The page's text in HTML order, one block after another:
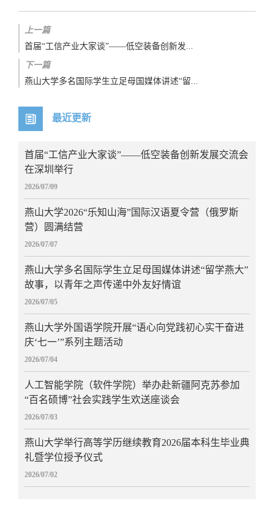
上一篇
首届“工信产业大家谈”——低空装备创新发...
下一篇
燕山大学多名国际学生立足母国媒体讲述“留...
最近更新
首届“工信产业大家谈”——低空装备创新发展交流会
在深圳举行
2026/07/09
燕山大学2026“乐知山海”国际汉语夏令营（俄罗斯
营）圆满结营
2026/07/07
燕山大学多名国际学生立足母国媒体讲述“留学燕大”
故事，以青年之声传递中外友好情谊
2026/07/05
燕山大学外国语学院开展“语心向党践初心实干奋进
庆‘七一’”系列主题活动
2026/07/04
人工智能学院（软件学院）举办赴新疆阿克苏参加
“百名硕博”社会实践学生欢送座谈会
2026/07/03
燕山大学举行高等学历继续教育2026届本科生毕业典
礼暨学位授予仪式
2026/07/02